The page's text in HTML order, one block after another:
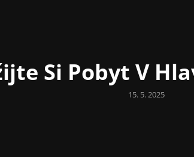
Si Pobyt V
Posted
15. 5. 2025